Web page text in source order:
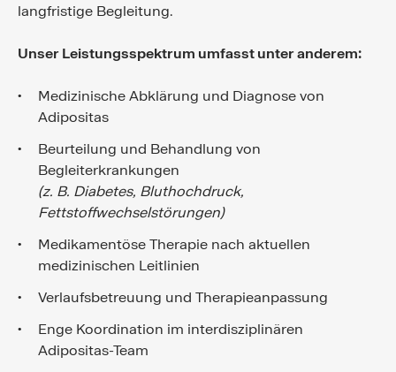
langfristige Begleitung.
Unser Leistungsspektrum umfasst unter anderem:
Medizinische Abklärung und Diagnose von
Adipositas
Beurteilung und Behandlung von
Begleiterkrankungen
(z. B. Diabetes, Bluthochdruck,
Fettstoffwechselstörungen)
Medikamentöse Therapie nach aktuellen
medizinischen Leitlinien
Verlaufsbetreuung und Therapieanpassung
Enge Koordination im interdisziplinären
Adipositas-Team